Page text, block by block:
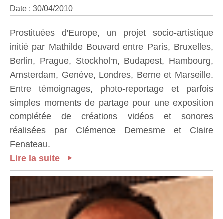
Date : 30/04/2010
Prostituées d'Europe, un projet socio-artistique
initié par Mathilde Bouvard entre Paris, Bruxelles,
Berlin, Prague, Stockholm, Budapest, Hambourg,
Amsterdam, Genève, Londres, Berne et Marseille.
Entre témoignages, photo-reportage et parfois
simples moments de partage pour une exposition
complétée de créations vidéos et sonores
réalisées par Clémence Demesme et Claire
Fenateau.
Lire la suite